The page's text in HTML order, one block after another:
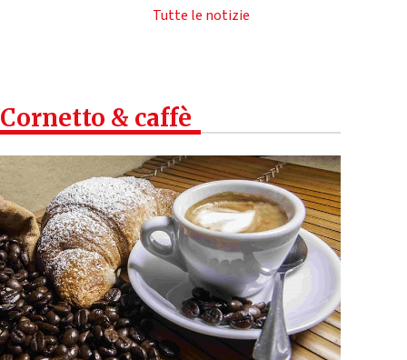
Tutte le notizie
Cornetto & caffè